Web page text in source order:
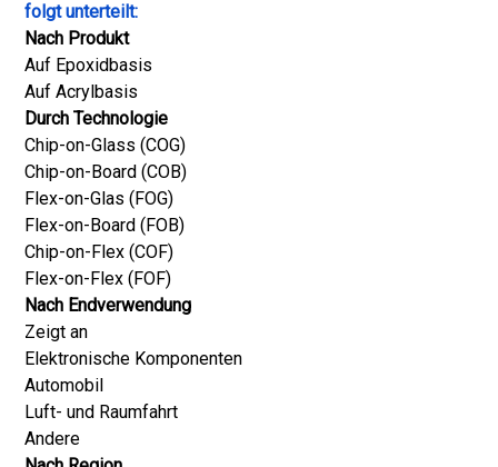
folgt unterteilt:
Nach Produkt
Auf Epoxidbasis
Auf Acrylbasis
Durch Technologie
Chip-on-Glass (COG)
Chip-on-Board (COB)
Flex-on-Glas (FOG)
Flex-on-Board (FOB)
Chip-on-Flex (COF)
Flex-on-Flex (FOF)
Nach Endverwendung
Zeigt an
Elektronische Komponenten
Automobil
Luft- und Raumfahrt
Andere